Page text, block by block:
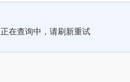
正在查询中，请刷新重试